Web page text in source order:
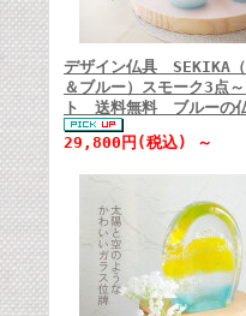
デザイン仏具 SEKIKA（
＆ブルー）スモーク3点
ト 送料無料 ブルーの
29,800円(税込) ～